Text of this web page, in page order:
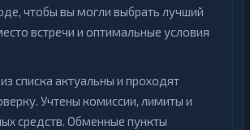
чтобы вы могли выбрать лучший
встречи и оптимальные условия
списка актуальны и проходят
Учтены комиссии, лимиты и
средств. Обменные пункты